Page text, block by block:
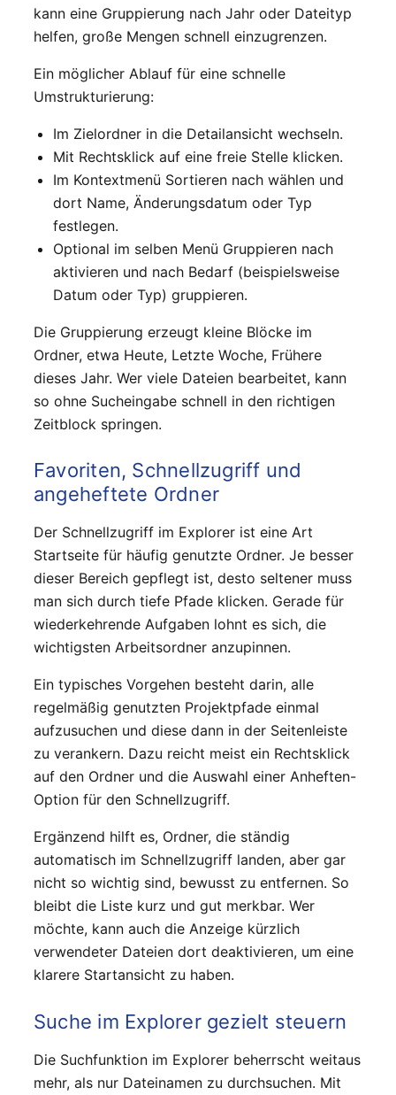
kann eine Gruppierung nach Jahr oder Dateityp
helfen, große Mengen schnell einzugrenzen.
Ein möglicher Ablauf für eine schnelle
Umstrukturierung:
Im Zielordner in die Detailansicht wechseln.
Mit Rechtsklick auf eine freie Stelle klicken.
Im Kontextmenü Sortieren nach wählen und
dort Name, Änderungsdatum oder Typ
festlegen.
Optional im selben Menü Gruppieren nach
aktivieren und nach Bedarf (beispielsweise
Datum oder Typ) gruppieren.
Die Gruppierung erzeugt kleine Blöcke im
Ordner, etwa Heute, Letzte Woche, Frühere
dieses Jahr. Wer viele Dateien bearbeitet, kann
so ohne Sucheingabe schnell in den richtigen
Zeitblock springen.
Favoriten, Schnellzugriff und
angeheftete Ordner
Der Schnellzugriff im Explorer ist eine Art
Startseite für häufig genutzte Ordner. Je besser
dieser Bereich gepflegt ist, desto seltener muss
man sich durch tiefe Pfade klicken. Gerade für
wiederkehrende Aufgaben lohnt es sich, die
wichtigsten Arbeitsordner anzupinnen.
Ein typisches Vorgehen besteht darin, alle
regelmäßig genutzten Projektpfade einmal
aufzusuchen und diese dann in der Seitenleiste
zu verankern. Dazu reicht meist ein Rechtsklick
auf den Ordner und die Auswahl einer Anheften-
Option für den Schnellzugriff.
Ergänzend hilft es, Ordner, die ständig
automatisch im Schnellzugriff landen, aber gar
nicht so wichtig sind, bewusst zu entfernen. So
bleibt die Liste kurz und gut merkbar. Wer
möchte, kann auch die Anzeige kürzlich
verwendeter Dateien dort deaktivieren, um eine
klarere Startansicht zu haben.
Suche im Explorer gezielt steuern
Die Suchfunktion im Explorer beherrscht weitaus
mehr, als nur Dateinamen zu durchsuchen. Mit